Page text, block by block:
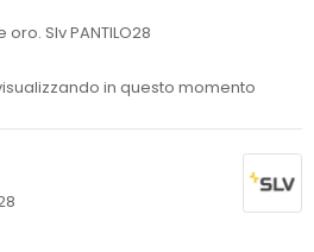
Slv PANTILO28
in questo momento